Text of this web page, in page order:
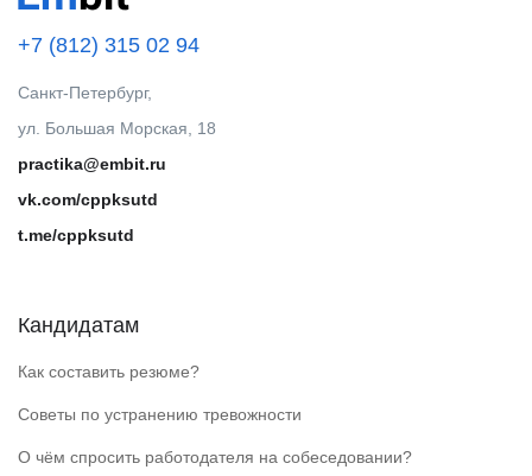
+7 (812) 315 02 94
Санкт-Петербург,
ул. Большая Морская, 18
practika@embit.ru
vk.com/cppksutd
t.me/cppksutd
Кандидатам
Как составить резюме?
Советы по устранению тревожности
О чём спросить работодателя на собеседовании?